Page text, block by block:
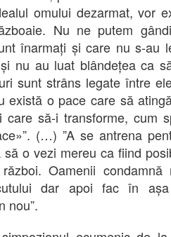
omului dezarmat, vor
Nu ne putem
înarmați și care nu s-au
nu au luat blândețea ca
sunt strâns legate între
există o pace care să
să-i transforme, cum
(…) ”A se antrena
să o vezi mereu ca fiind
Oamenii condamnă
dar apoi fac în
nou”.